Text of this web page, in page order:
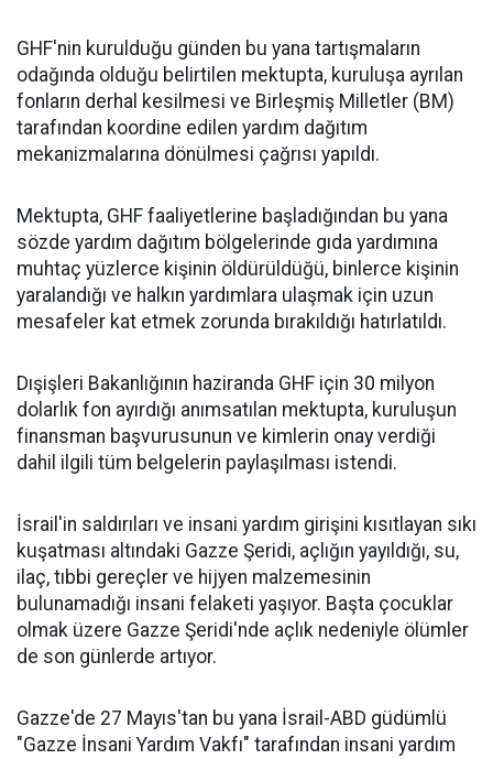
GHF'nin kurulduğu günden bu yana tartışmaların
odağında olduğu belirtilen mektupta, kuruluşa ayrılan
fonların derhal kesilmesi ve Birleşmiş Milletler (BM)
tarafından koordine edilen yardım dağıtım
mekanizmalarına dönülmesi çağrısı yapıldı.
Mektupta, GHF faaliyetlerine başladığından bu yana
sözde yardım dağıtım bölgelerinde gıda yardımına
muhtaç yüzlerce kişinin öldürüldüğü, binlerce kişinin
yaralandığı ve halkın yardımlara ulaşmak için uzun
mesafeler kat etmek zorunda bırakıldığı hatırlatıldı.
Dışişleri Bakanlığının haziranda GHF için 30 milyon
dolarlık fon ayırdığı anımsatılan mektupta, kuruluşun
finansman başvurusunun ve kimlerin onay verdiği
dahil ilgili tüm belgelerin paylaşılması istendi.
İsrail'in saldırıları ve insani yardım girişini kısıtlayan sıkı
kuşatması altındaki Gazze Şeridi, açlığın yayıldığı, su,
ilaç, tıbbi gereçler ve hijyen malzemesinin
bulunamadığı insani felaketi yaşıyor. Başta çocuklar
olmak üzere Gazze Şeridi'nde açlık nedeniyle ölümler
de son günlerde artıyor.
Gazze'de 27 Mayıs'tan bu yana İsrail-ABD güdümlü
"Gazze İnsani Yardım Vakfı" tarafından insani yardım